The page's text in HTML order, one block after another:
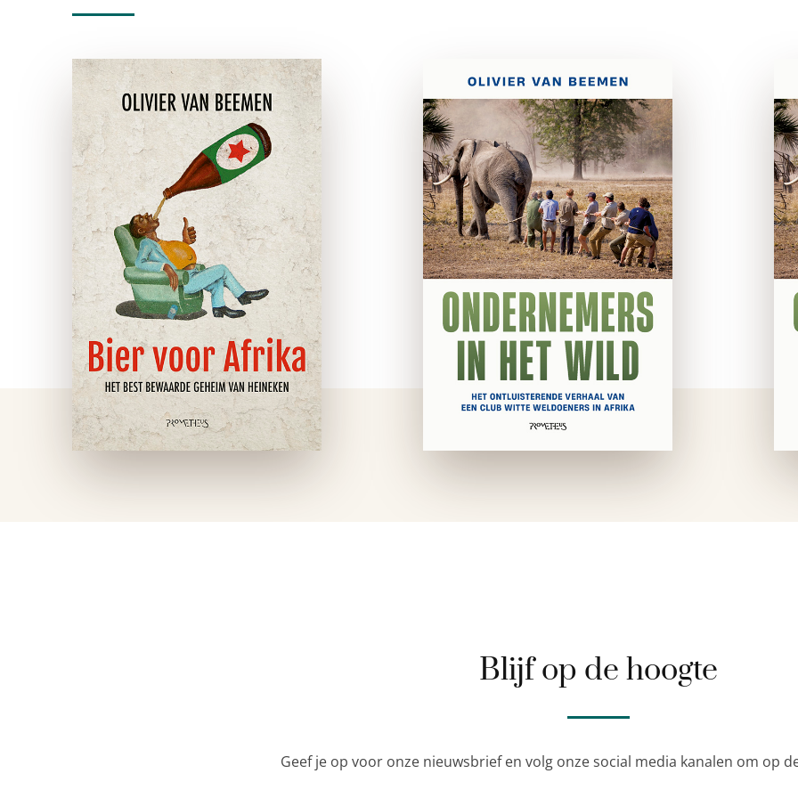
Bier voor Afrika
e-boek
‘Maak er geen kruistocht van,
daar ben je veel te jong
voor,’ waarschuwde
Heineken-topman Jean-
François van Boxmeer de
auteur tijdens hun eerste
ontmoeting.
Onderzoeksjournalist Olivier
van Beemen beschouwde
het als …
Ondernemers in het
wild
e-boek
African Parks geldt als hét
succesnummer binnen de
natuurbescherming. De
organisatie, opgericht door
Paul Fentener van Vlissingen
en trouw gesteund door de
Nationale Postcode Loterij,
heeft in meer dan twintig …
Blijf op de hoogte
Geef je op voor onze nieuwsbrief en volg onze social media kanalen om op